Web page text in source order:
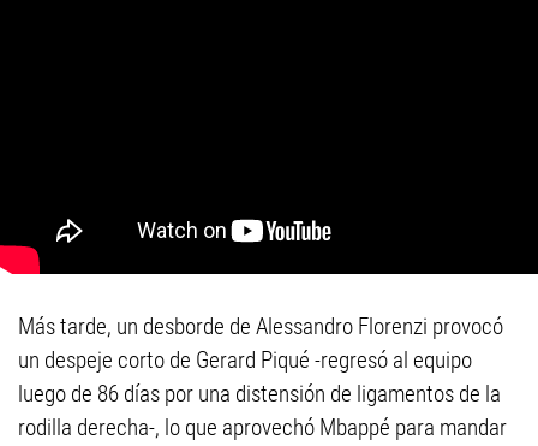
Más tarde, un desborde de Alessandro Florenzi provocó
un despeje corto de Gerard Piqué -regresó al equipo
luego de 86 días por una distensión de ligamentos de la
rodilla derecha-, lo que aprovechó Mbappé para mandar